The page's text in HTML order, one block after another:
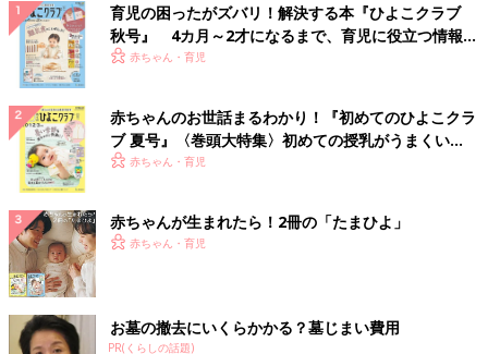
育児の困ったがズバリ！解決する本『ひよこクラブ
秋号』 4カ月～2才になるまで、育児に役立つ情報が
いっぱい！
赤ちゃん・育児
赤ちゃんのお世話まるわかり！『初めてのひよこクラ
ブ 夏号』〈巻頭大特集〉初めての授乳がうまくい
く！ おっぱい・ミルクの基本と夏のトラブル 解決テ
赤ちゃん・育児
赤ちゃんが生まれたら！2冊の「たまひよ」
赤ちゃん・育児
お墓の撤去にいくらかかる？墓じまい費用
PR(くらしの話題)